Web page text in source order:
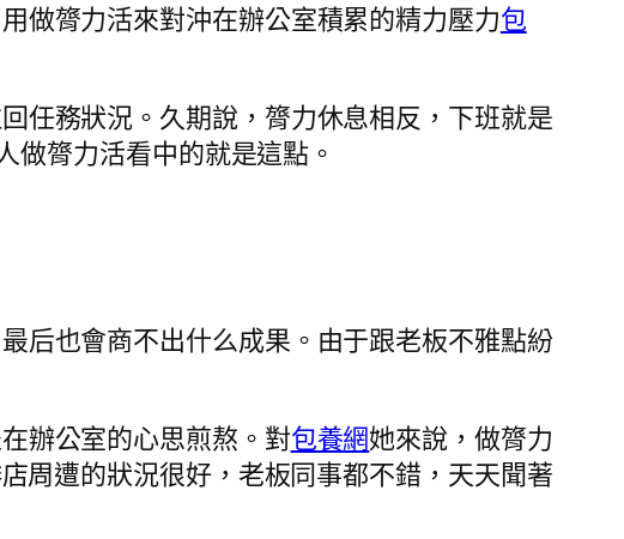
用做膂力活來對沖在辦公室積累的精力壓力包
任務狀況。久期說，膂力休息相反，下班就是
做膂力活看中的就是這點。
后也會商不出什么成果。由于跟老板不雅點紛
辦公室的心思煎熬。對包養網她來說，做膂力
周遭的狀況很好，老板同事都不錯，天天聞著